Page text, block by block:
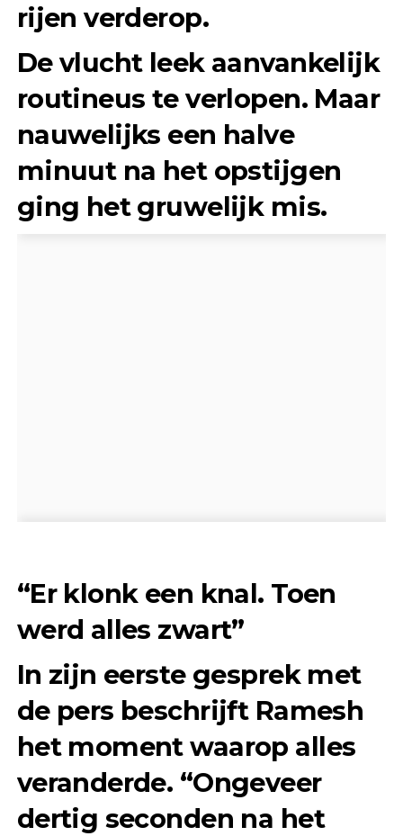
rijen verderop.
De vlucht leek aanvankelijk
routineus te verlopen. Maar
nauwelijks een halve
minuut na het opstijgen
ging het gruwelijk mis.
“Er klonk een knal. Toen
werd alles zwart”
In zijn eerste gesprek met
de pers beschrijft Ramesh
het moment waarop alles
veranderde. “Ongeveer
dertig seconden na het